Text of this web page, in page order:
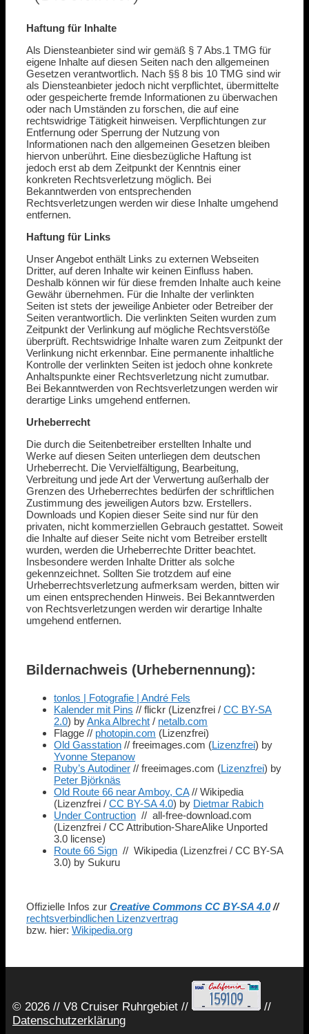
Haftung für Inhalte
Als Diensteanbieter sind wir gemäß § 7 Abs.1 TMG für
eigene Inhalte auf diesen Seiten nach den allgemeinen
Gesetzen verantwortlich. Nach §§ 8 bis 10 TMG sind wir
als Diensteanbieter jedoch nicht verpflichtet, übermittelte
oder gespeicherte fremde Informationen zu überwachen
oder nach Umständen zu forschen, die auf eine
rechtswidrige Tätigkeit hinweisen. Verpflichtungen zur
Entfernung oder Sperrung der Nutzung von
Informationen nach den allgemeinen Gesetzen bleiben
hiervon unberührt. Eine diesbezügliche Haftung ist
jedoch erst ab dem Zeitpunkt der Kenntnis einer
konkreten Rechtsverletzung möglich. Bei
Bekanntwerden von entsprechenden
Rechtsverletzungen werden wir diese Inhalte umgehend
entfernen.
Haftung für Links
Unser Angebot enthält Links zu externen Webseiten
Dritter, auf deren Inhalte wir keinen Einfluss haben.
Deshalb können wir für diese fremden Inhalte auch keine
Gewähr übernehmen. Für die Inhalte der verlinkten
Seiten ist stets der jeweilige Anbieter oder Betreiber der
Seiten verantwortlich. Die verlinkten Seiten wurden zum
Zeitpunkt der Verlinkung auf mögliche Rechtsverstöße
überprüft. Rechtswidrige Inhalte waren zum Zeitpunkt der
Verlinkung nicht erkennbar. Eine permanente inhaltliche
Kontrolle der verlinkten Seiten ist jedoch ohne konkrete
Anhaltspunkte einer Rechtsverletzung nicht zumutbar.
Bei Bekanntwerden von Rechtsverletzungen werden wir
derartige Links umgehend entfernen.
Urheberrecht
Die durch die Seitenbetreiber erstellten Inhalte und
Werke auf diesen Seiten unterliegen dem deutschen
Urheberrecht. Die Vervielfältigung, Bearbeitung,
Verbreitung und jede Art der Verwertung außerhalb der
Grenzen des Urheberrechtes bedürfen der schriftlichen
Zustimmung des jeweiligen Autors bzw. Erstellers.
Downloads und Kopien dieser Seite sind nur für den
privaten, nicht kommerziellen Gebrauch gestattet. Soweit
die Inhalte auf dieser Seite nicht vom Betreiber erstellt
wurden, werden die Urheberrechte Dritter beachtet.
Insbesondere werden Inhalte Dritter als solche
gekennzeichnet. Sollten Sie trotzdem auf eine
Urheberrechtsverletzung aufmerksam werden, bitten wir
um einen entsprechenden Hinweis. Bei Bekanntwerden
von Rechtsverletzungen werden wir derartige Inhalte
umgehend entfernen.
Bildernachweis (Urhebernennung):
tonlos | Fotografie | André Fels
Kalender mit Pins // flickr (Lizenzfrei / CC BY-SA
2.0) byAnka Albrecht / netalb.com
Flagge // photopin.com (Lizenzfrei)
Old Gasstation // freeimages.com (Lizenzfrei) by
Yvonne Stepanow
Ruby’s Autodiner // freeimages.com (Lizenzfrei) by
Peter Björknäs
Old Route 66 near Amboy, CA// Wikipedia
(Lizenzfrei / CC BY-SA 4.0) by Dietmar Rabich
Under Contruction // all-free-download.com
(Lizenzfrei / CC Attribution-ShareAlike Unported
3.0 license)
Route 66 Sign // Wikipedia (Lizenzfrei / CC BY-SA
3.0) by Sukuru
Offizielle Infos zur Creative Commons CC BY-SA 4.0//
rechtsverbindlichen Lizenzvertrag
bzw. hier: Wikipedia.org
© 2026 // V8 Cruiser Ruhrgebiet //
//
Datenschutzerklärung